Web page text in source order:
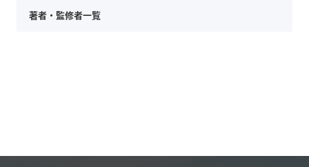
著者・監修者一覧